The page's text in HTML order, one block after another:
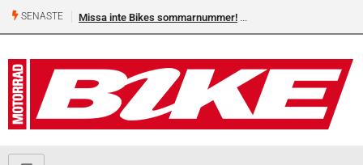
SENASTE Missa inte Bikes sommarnummer!